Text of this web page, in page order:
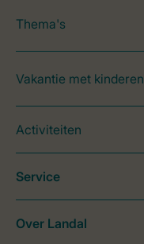
Thema's
Vakantie met kinderen
Activiteiten
Service
Over Landal